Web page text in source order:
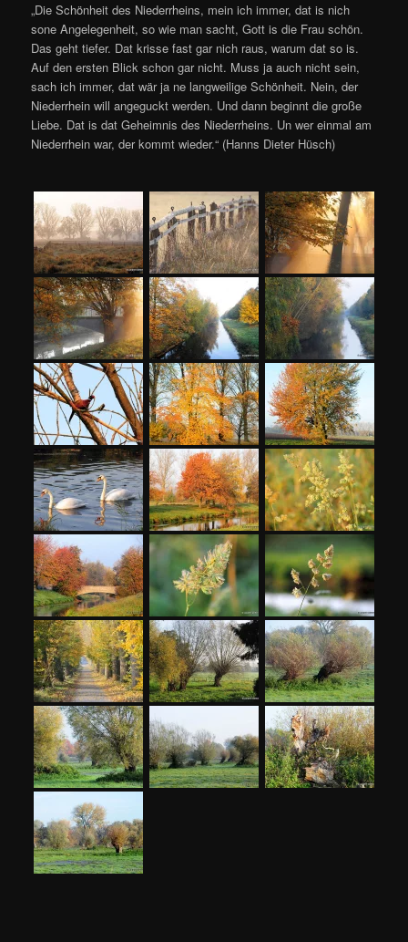
„Die Schönheit des Niederrheins, mein ich immer, dat is nich
sone Angelegenheit, so wie man sacht, Gott is die Frau schön.
Das geht tiefer. Dat krisse fast gar nich raus, warum dat so is.
Auf den ersten Blick schon gar nicht. Muss ja auch nicht sein,
sach ich immer, dat wär ja ne langweilige Schönheit. Nein, der
Niederrhein will angeguckt werden. Und dann beginnt die große
Liebe. Dat is dat Geheimnis des Niederrheins. Un wer einmal am
Niederrhein war, der kommt wieder.“ (Hanns Dieter Hüsch)